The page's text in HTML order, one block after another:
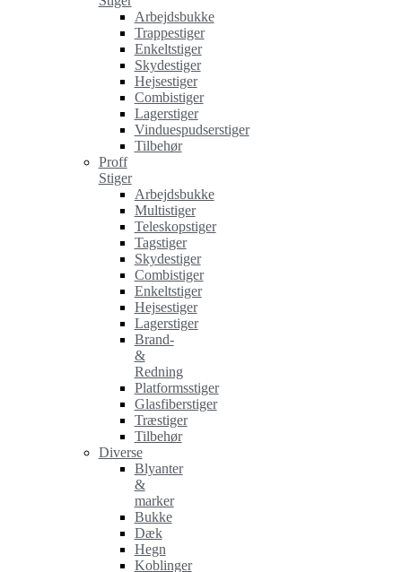
Arbejdsbukke
Trappestiger
Enkeltstiger
Skydestiger
Hejsestiger
Combistiger
Lagerstiger
Vinduespudserstiger
Tilbehør
Proff
Stiger
Arbejdsbukke
Multistiger
Teleskopstiger
Tagstiger
Skydestiger
Combistiger
Enkeltstiger
Hejsestiger
Lagerstiger
Brand-
&
Redning
Platformsstiger
Glasfiberstiger
Træstiger
Tilbehør
Diverse
Blyanter
&
marker
Bukke
Dæk
Hegn
Koblinger